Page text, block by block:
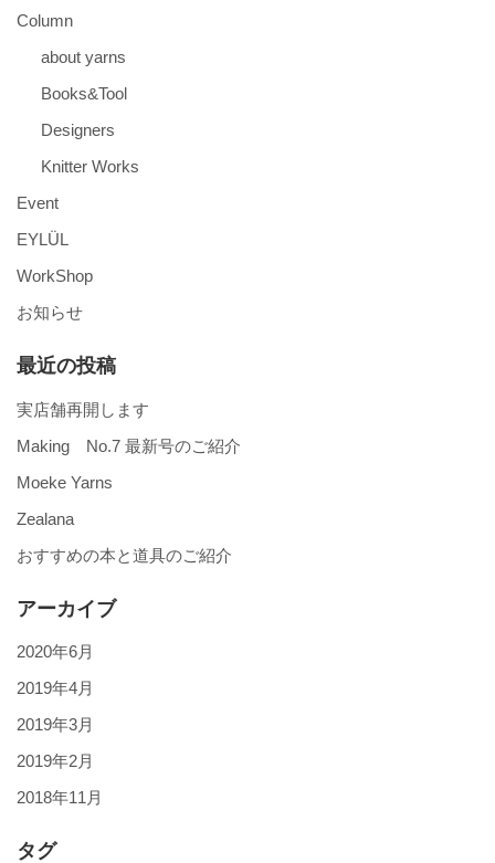
Column
about yarns
Books&Tool
Designers
Knitter Works
Event
EYLÜL
WorkShop
お知らせ
最近の投稿
実店舗再開します
Making No.7 最新号のご紹介
Moeke Yarns
Zealana
おすすめの本と道具のご紹介
アーカイブ
2020年6月
2019年4月
2019年3月
2019年2月
2018年11月
タグ